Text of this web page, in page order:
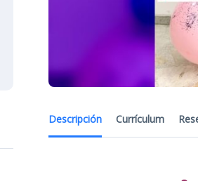
Descripción Currículum